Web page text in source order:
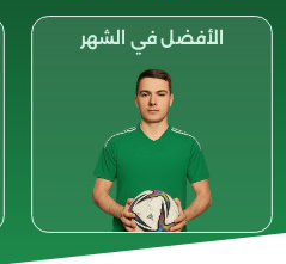
الأفضل في الشهر